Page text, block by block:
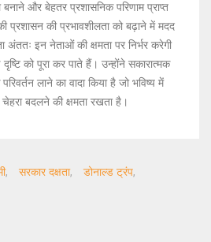
और बेहतर प्रशासनिक परिणाम प्राप्त
प्रशासन की प्रभावशीलता को बढ़ाने में मदद
इन नेताओं की क्षमता पर निर्भर करेगी
को पूरा कर पाते हैं। उन्होंने सकारात्मक
लाने का वादा किया है जो भविष्य में
बदलने की क्षमता रखता है।
सरकार दक्षता डोनाल्ड ट्रंप